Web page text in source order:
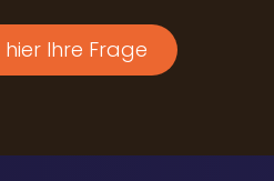
hier Ihre Frage